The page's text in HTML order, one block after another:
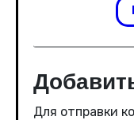
Для отправки